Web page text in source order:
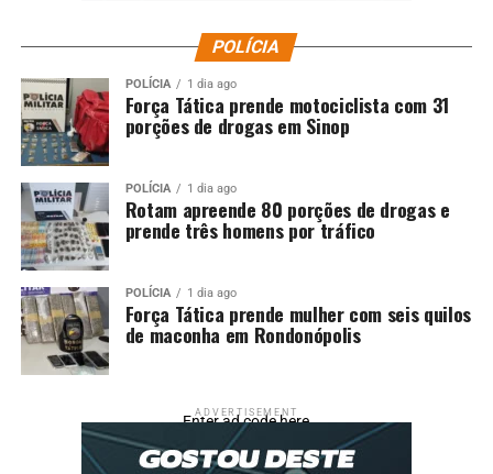
POLÍCIA
POLÍCIA 1 dia ago
Força Tática prende motociclista com 31
porções de drogas em Sinop
POLÍCIA 1 dia ago
Rotam apreende 80 porções de drogas e
prende três homens por tráfico
POLÍCIA 1 dia ago
Força Tática prende mulher com seis quilos
de maconha em Rondonópolis
ADVERTISEMENT
Enter ad code here